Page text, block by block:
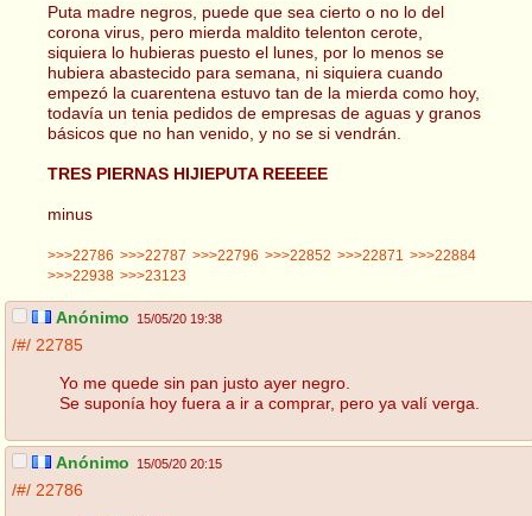
Puta madre negros, puede que sea cierto o no lo del
corona virus, pero mierda maldito telenton cerote,
siquiera lo hubieras puesto el lunes, por lo menos se
hubiera abastecido para semana, ni siquiera cuando
empezó la cuarentena estuvo tan de la mierda como hoy,
todavía un tenia pedidos de empresas de aguas y granos
básicos que no han venido, y no se si vendrán.
TRES PIERNAS HIJIEPUTA REEEEE
minus
>>>22786 >>>22787 >>>22796 >>>22852 >>>22871
>>>22884
>>>22938 >>>23123
Anónimo 15/05/20 19:38
/#/ 22785
Yo me quede sin pan justo ayer negro.
Se suponía hoy fuera a ir a comprar, pero ya valí verga.
Anónimo 15/05/20 20:15
/#/ 22786